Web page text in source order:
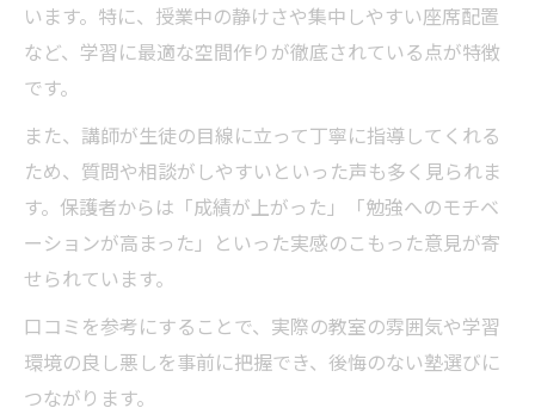
います。特に、授業中の静けさや集中しやすい座席配置
など、学習に最適な空間作りが徹底されている点が特徴
です。
また、講師が生徒の目線に立って丁寧に指導してくれる
ため、質問や相談がしやすいといった声も多く見られま
す。保護者からは「成績が上がった」「勉強へのモチベ
ーションが高まった」といった実感のこもった意見が寄
せられています。
口コミを参考にすることで、実際の教室の雰囲気や学習
環境の良し悪しを事前に把握でき、後悔のない塾選びに
つながります。